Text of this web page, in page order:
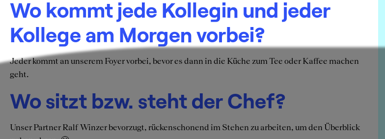
Wo kommt jede Kollegin und jeder
Kollege am Morgen vorbei?
Jeder kommt an unserem Foyer vorbei, bevor es dann in die Küche zum Tee oder Kaffee machen
geht.
Wo sitzt bzw. steht der Chef?
Unser Partner Ralf Winzer bevorzugt, rückenschonend im Stehen zu arbeiten, um den Überblick